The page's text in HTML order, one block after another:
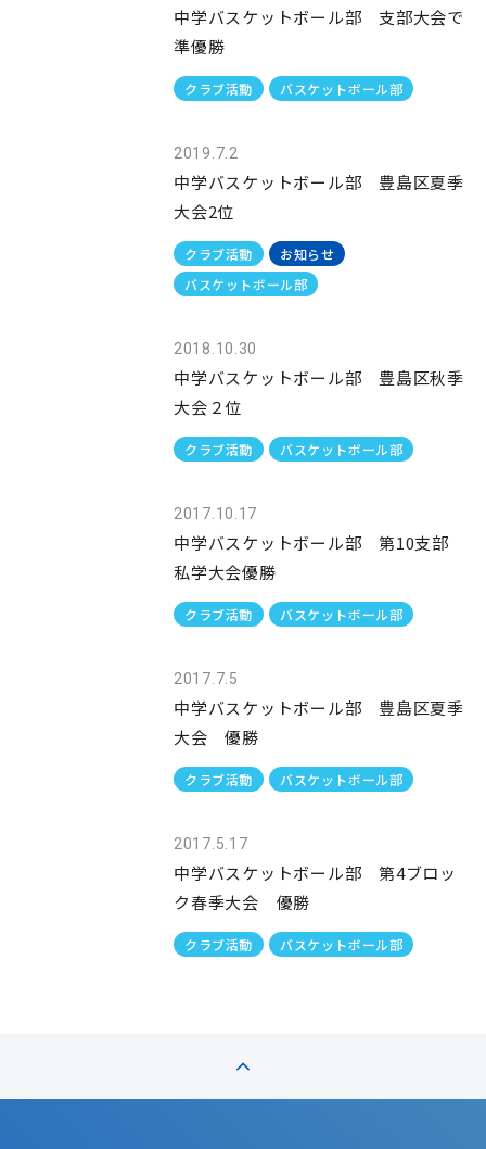
中学バスケットボール部 支部大会で
準優勝
クラブ活動 バスケットボール部
2019.7.2
中学バスケットボール部 豊島区夏季
大会2位
クラブ活動
お知らせ
バスケットボール部
2018.10.30
中学バスケットボール部 豊島区秋季
大会２位
クラブ活動 バスケットボール部
2017.10.17
中学バスケットボール部 第10支部
私学大会優勝
クラブ活動 バスケットボール部
2017.7.5
中学バスケットボール部 豊島区夏季
大会 優勝
クラブ活動 バスケットボール部
2017.5.17
中学バスケットボール部 第4ブロッ
ク春季大会 優勝
クラブ活動 バスケットボール部